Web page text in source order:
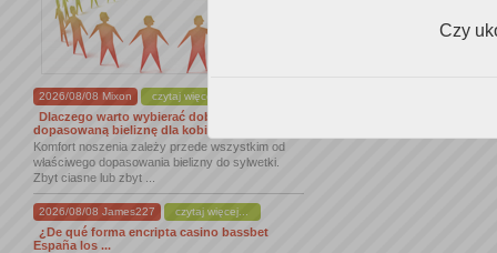
2026/08/08 Mixon czytaj więcej...
Dlaczego warto wybierać dobrze
dopasowaną bieliznę dla kobiet
Komfort noszenia zależy przede wszystkim od
właściwego dopasowania bielizny do sylwetki.
Zbyt ciasne lub zbyt ...
2026/08/08 James227 czytaj więcej...
¿De qué forma encripta casino bassbet
España los ...
Czy